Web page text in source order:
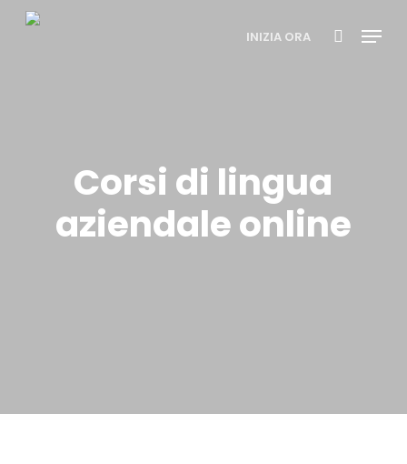
Skip
INIZIA ORA search
Menu
Corsi di lingua
aziendale online